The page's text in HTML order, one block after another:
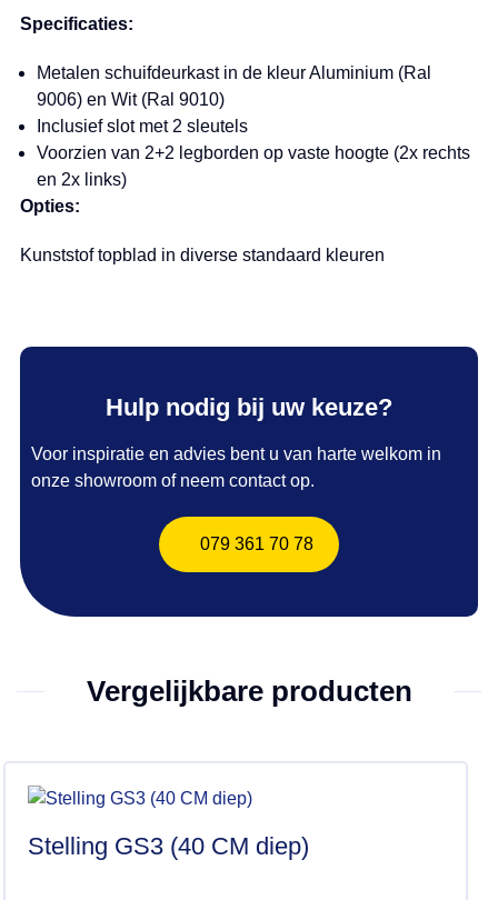
Specificaties:
Metalen schuifdeurkast in de kleur Aluminium (Ral
9006) en Wit (Ral 9010)
Inclusief slot met 2 sleutels
Voorzien van 2+2 legborden op vaste hoogte (2x rechts
en 2x links)
Opties:
Kunststof topblad in diverse standaard kleuren
Hulp nodig bij uw keuze?
Voor inspiratie en advies bent u van harte welkom in
onze showroom of neem contact op.
079 361 70 78
Vergelijkbare producten
Stelling GS3 (40 CM diep)